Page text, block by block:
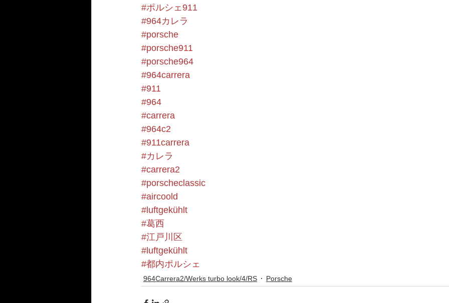
#ポルシェ911
#964カレラ
#porsche
#porsche911
#porsche964
#964carrera
#911
#964
#carrera
#964c2
#911carrera
#カレラ
#carrera2
#porscheclassic
#aircoold
#luftgekühlt
#葛西
#江戸川区
#luftgekühlt
#都内ポルシェ
964Carrera2/Werks turbo look/4/RS Porsche